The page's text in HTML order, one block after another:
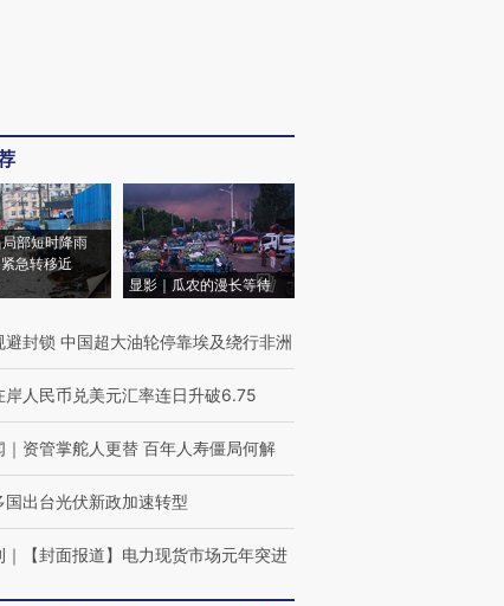
部短时降雨
急转移近
显影｜瓜农的漫长等待
避封锁 中国超大油轮停靠埃及绕行非洲
岸人民币兑美元汇率连日升破6.75
｜ 资管掌舵人更替 百年人寿僵局何解
国出台光伏新政加速转型
｜ 【封面报道】电力现货市场元年突进